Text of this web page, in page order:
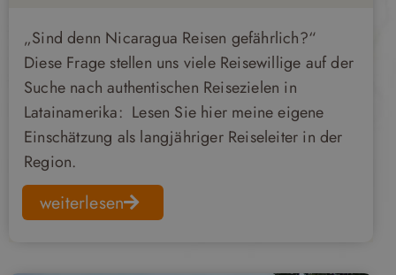
„Sind denn Nicaragua Reisen gefährlich?“
Diese Frage stellen uns viele Reisewillige auf der
Suche nach authentischen Reisezielen in
Latainamerika: Lesen Sie hier meine eigene
Einschätzung als langjähriger Reiseleiter in der
Region.
weiterlesen